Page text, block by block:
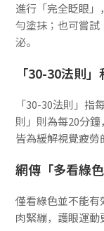
進行「完全眨眼
勻塗抹；也可嘗
泌。
「30-30法則
「30-30法則」指
則」則為每20分
皆為緩解視覺疲勞
網傳「多看綠
僅看綠色並不能
肉緊繃，護眼運動